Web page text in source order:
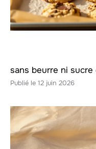
sans beurre ni
12 juin 2026